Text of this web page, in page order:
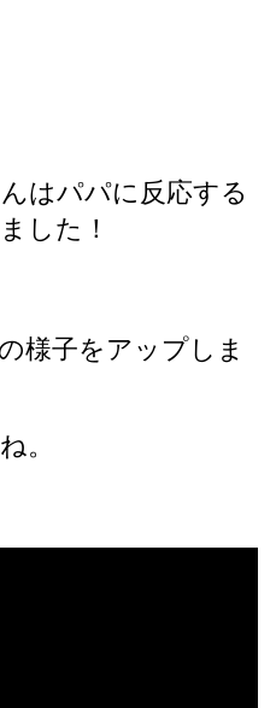
はパパに反応する
した！
様子をアップしま
。